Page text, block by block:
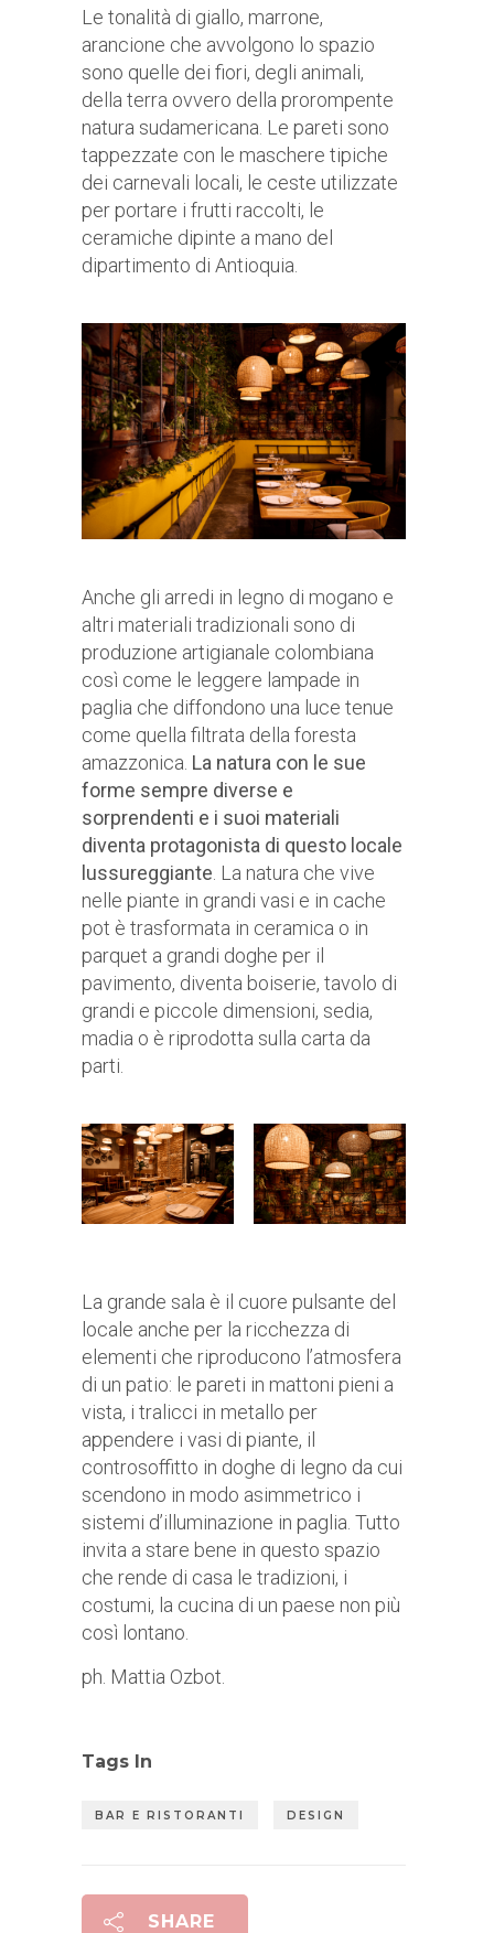
Le tonalità di giallo, marrone,
arancione che avvolgono lo spazio
sono quelle dei fiori, degli animali,
della terra ovvero della prorompente
natura sudamericana. Le pareti sono
tappezzate con le maschere tipiche
dei carnevali locali, le ceste utilizzate
per portare i frutti raccolti, le
ceramiche dipinte a mano del
dipartimento di Antioquia.
Anche gli arredi in legno di mogano e
altri materiali tradizionali sono di
produzione artigianale colombiana
così come le leggere lampade in
paglia che diffondono una luce tenue
come quella filtrata della foresta
amazzonica. La natura con le sue
forme sempre diverse e
sorprendenti e i suoi materiali
diventa protagonista di questo locale
lussureggiante . La natura che vive
nelle piante in grandi vasi e in cache
pot è trasformata in ceramica o in
parquet a grandi doghe per il
pavimento, diventa boiserie, tavolo di
grandi e piccole dimensioni, sedia,
madia o è riprodotta sulla carta da
parti.
La grande sala è il cuore pulsante del
locale anche per la ricchezza di
elementi che riproducono l’atmosfera
di un patio: le pareti in mattoni pieni a
vista, i tralicci in metallo per
appendere i vasi di piante, il
controsoffitto in doghe di legno da cui
scendono in modo asimmetrico i
sistemi d’illuminazione in paglia. Tutto
invita a stare bene in questo spazio
che rende di casa le tradizioni, i
costumi, la cucina di un paese non più
così lontano.
ph. Mattia Ozbot.
Tags In
BAR E RISTORANTI DESIGN
SHARE